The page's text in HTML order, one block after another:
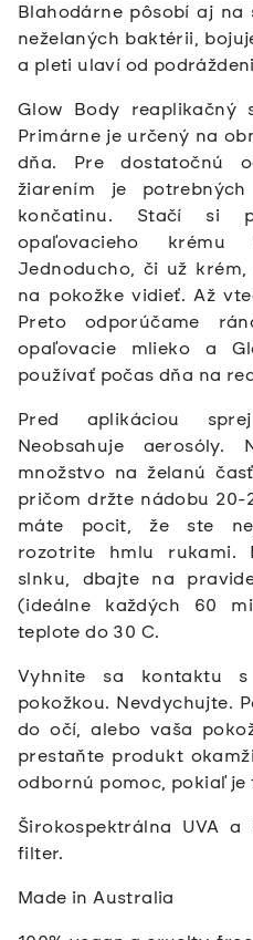
Blahodárne pôsobí aj
neželaných baktérii,
a pleti ulaví od
Glow Body reaplikačný
Primárne je určený na
dňa. Pre dostatočnú
žiarením je
končatinu. Stačí si
opaľovacieho
Jednoducho, či už
na pokožke vidieť. Až
Preto odporúčame
opaľovacie mlieko a
používať počas dňa na
Pred aplikáciou
Neobsahuje aerosóly.
množstvo na želanú
pričom držte nádobu 20-
máte pocit, že ste
rozotrite hmlu rukami.
slnku, dbajte na
(ideálne každých 60
teplote do 30 C.
Vyhnite sa kontaktu
pokožkou. Nevdychujte.
do očí, alebo vaša
prestaňte produkt
odbornú pomoc, pokiaľ je
Širokospektrálna UVA
filter.
Made in Australia